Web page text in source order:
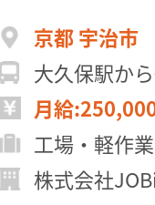
京都 宇治市
大久保駅か
月給
工場・軽作業
株式会社